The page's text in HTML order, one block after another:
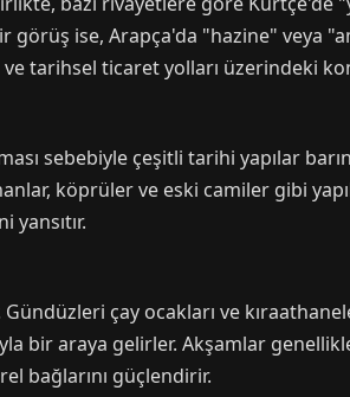
ise, Arapça'da "hazine" veya
tarihsel ticaret yolları üzerindeki
sebebiyle çeşitli tarihi yapılar
köprüler ve eski camiler gibi
çay ocakları ve
bir araya gelirler. Akşamlar
bağlarını güçlendirir.